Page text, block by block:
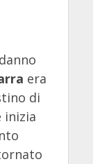
era
di
inizia